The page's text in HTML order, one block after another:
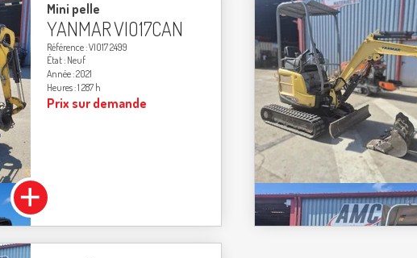
Mini pelle
YANMARVIO17CAN
Référence VIO17 2499
État Neuf
Année 2021
Heures 1 287 h
Prix sur demande